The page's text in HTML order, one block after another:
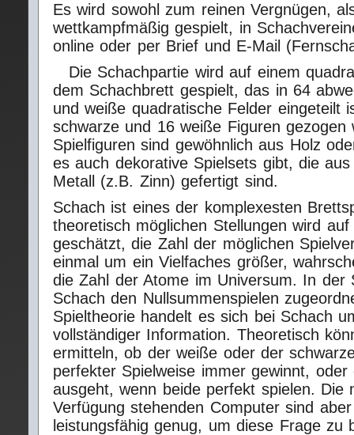
Es wird sowohl zum reinen Vergnügen,
wettkampfmäßig gespielt, in
online oder per Brief und E-Mail
Die Schachpartie wird auf einem
dem Schachbrett gespielt, das in 64
und weiße quadratische Felder eingeteilt
schwarze und 16 weiße Figuren gezogen
Spielfiguren sind gewöhnlich aus Holz
es auch dekorative Spielsets gibt, die
Metall (z.B. Zinn) gefertigt sind.
Schach ist eines der komplexesten
theoretisch möglichen Stellungen wird
geschätzt, die Zahl der möglichen
einmal um ein Vielfaches größer,
die Zahl der Atome im Universum. In der
Schach den Nullsummenspielen
Spieltheorie handelt es sich bei Schach
vollständiger Information. Theoretisch
ermitteln, ob der weiße oder der
perfekter Spielweise immer gewinnt,
ausgeht, wenn beide perfekt spielen. Die
Verfügung stehenden Computer sind
leistungsfähig genug, um diese Frage zu